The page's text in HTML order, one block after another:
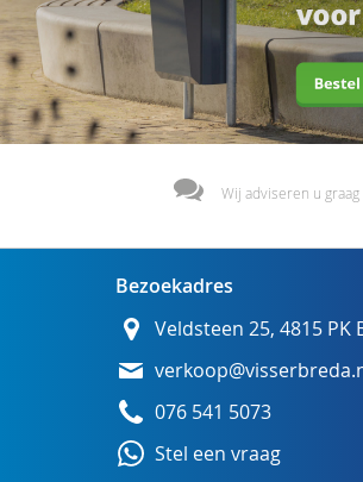
Wij adviseren u graag
Bezoekadres
Veldsteen 25, 4815 PK
076 541 5073
Stel een vraag